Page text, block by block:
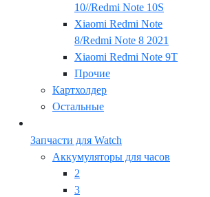
10//Redmi Note 10S
Xiaomi Redmi Note
8/Redmi Note 8 2021
Xiaomi Redmi Note 9T
Прочие
Картхолдер
Остальные
Запчасти для Watch
Аккумуляторы для часов
2
3